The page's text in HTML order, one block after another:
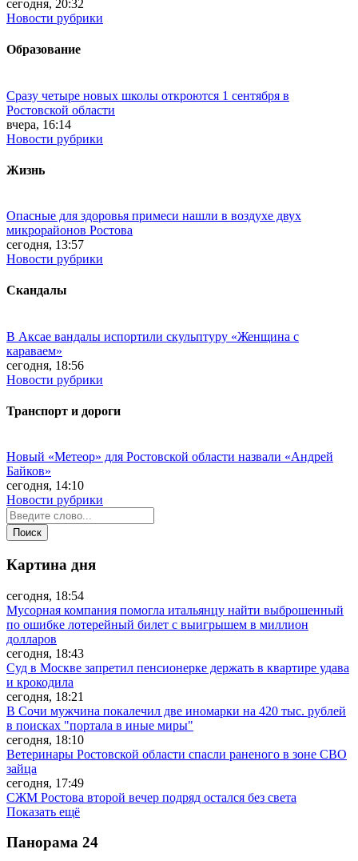
сегодня, 20:32
Новости рубрики
Образование
Сразу четыре новых школы откроются 1 сентября в
Ростовской области
вчера, 16:14
Новости рубрики
Жизнь
Опасные для здоровья примеси нашли в воздухе двух
микрорайонов Ростова
сегодня, 13:57
Новости рубрики
Скандалы
В Аксае вандалы испортили скульптуру «Женщина с
караваем»
сегодня, 18:56
Новости рубрики
Транспорт и дороги
Новый «Метеор» для Ростовской области назвали «Андрей
Байков»
сегодня, 14:10
Новости рубрики
Картина дня
сегодня, 18:54
Мусорная компания помогла итальянцу найти выброшенный
по ошибке лотерейный билет с выигрышем в миллион
долларов
сегодня, 18:43
Суд в Москве запретил пенсионерке держать в квартире удава
и крокодила
сегодня, 18:21
В Сочи мужчина покалечил две иномарки на 420 тыс. рублей
в поисках "портала в иные миры"
сегодня, 18:10
Ветеринары Ростовской области спасли раненого в зоне СВО
зайца
сегодня, 17:49
СЖМ Ростова второй вечер подряд остался без света
Показать ещё
Панорама 24